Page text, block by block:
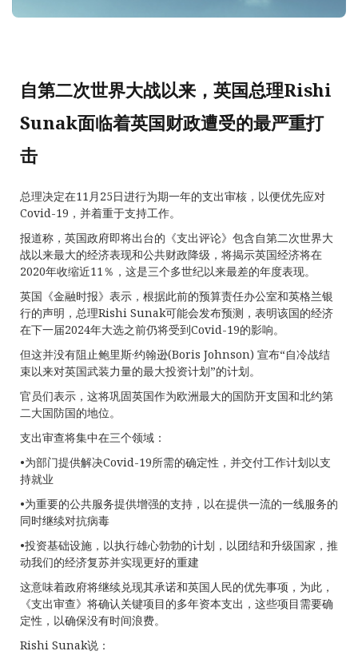
自第二次世界大战以来，英国总理Rishi
Sunak面临着英国财政遭受的最严重打
击
总理决定在11月25日进行为期一年的支出审核，以便优先应对
Covid-19，并着重于支持工作。
报道称，英国政府即将出台的《支出评论》包含自第二次世界大
战以来最大的经济表现和公共财政降级，将揭示英国经济将在
2020年收缩近11％，这是三个多世纪以来最差的年度表现。
英国《金融时报》表示，根据此前的预算责任办公室和英格兰银
行的声明，总理Rishi Sunak可能会发布预测，表明该国的经济
在下一届2024年大选之前仍将受到Covid-19的影响。
但这并没有阻止鲍里斯·约翰逊(Boris Johnson) 宣布“自冷战结
束以来对英国武装力量的最大投资计划”的计划。
官员们表示，这将巩固英国作为欧洲最大的国防开支国和北约第
二大国防国的地位。
支出审查将集中在三个领域：
•为部门提供解决Covid-19所需的确定性，并交付工作计划以支
持就业
•为重要的公共服务提供增强的支持，以在提供一流的一线服务的
同时继续对抗病毒
•投资基础设施，以执行雄心勃勃的计划，以团结和升级国家，推
动我们的经济复苏并实现更好的重建
这意味着政府将继续兑现其承诺和英国人民的优先事项，为此，
《支出审查》将确认关键项目的多年资本支出，这些项目需要确
定性，以确保没有时间浪费。
Rishi Sunak说：